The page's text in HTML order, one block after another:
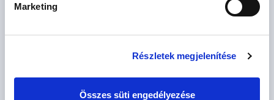
Marketing
Részletek megjelenítése
Összes süti engedélyezése
155.49 M
4 szoba
2. emelet